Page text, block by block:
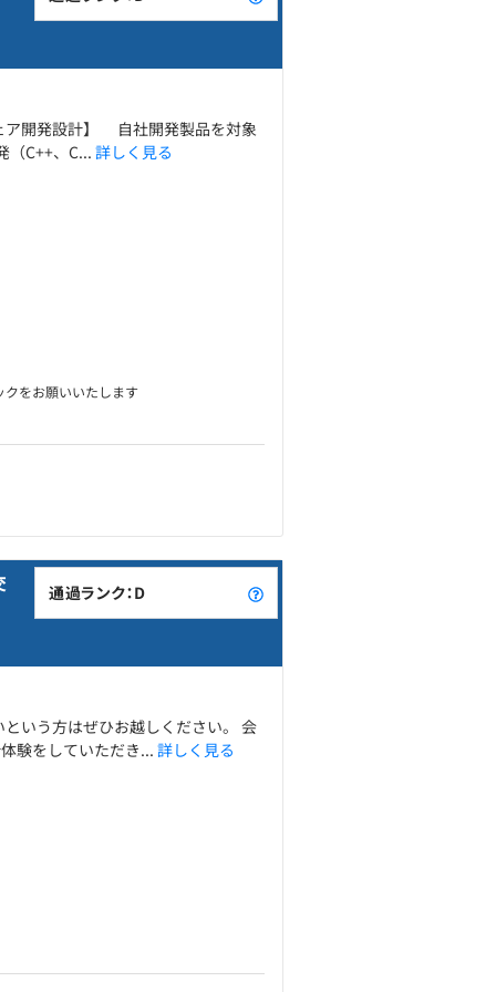
ア開発設計】 自社開発製品を対象
（C++、C...詳しく見る
クをお願いいたします
通過ランク：D
いう方はぜひお越しください。 会
験をしていただき... 詳しく見る